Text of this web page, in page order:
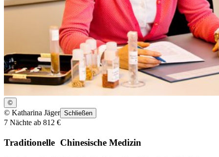
©
© Katharina Jäger Schließen
7 Nächte ab 812 €
Traditionelle Chinesische Medizin